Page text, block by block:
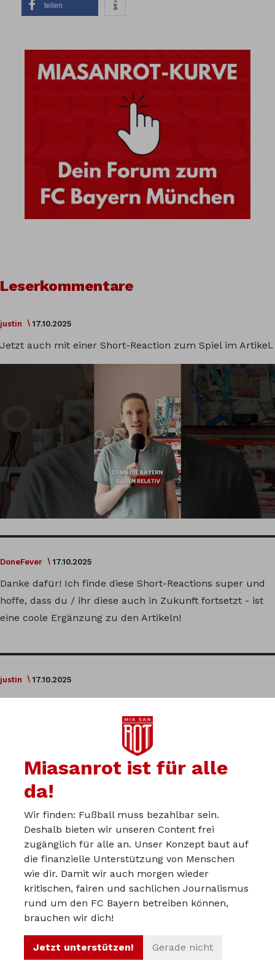
teilen
Leserkommentare
justin 17.10.2025
Jetzt auch mit einer Short-Reaction zum Spiel im Artikel.
DoneFever 17.10.2025
Danke dafür! Ich finde diese Short-Reactions super und
hoffe, dass du / ihr diese auch in Zukunft fortsetzt - ist
eine coole Ergänzung zu den Artikeln!
justin 17.10.2025
Danke für dein tolles Feedback. Ich habe mir das
Mikrofon von Rode unter anderem extra dafür gekauft
und werde das jetzt häufiger unterbringen, wann immer
ich die Zeit dazu finde und ich Themen dafür sehe.
Du kannst in der Miasanrot-
Kurve mitdiskutieren:
kurve.miasanrot.de
Über uns
Werbepartner werden
Impressum
Datenschutz
Miasanrot ist für alle
da!
Wir finden: Fußball muss bezahlbar sein.
Deshalb bieten wir unseren Content frei
zugänglich für alle an. Unser Konzept baut auf
die finanzielle Unterstützung von Menschen
wie dir. Damit wir auch morgen wieder
kritischen, fairen und sachlichen Journalismus
rund um den FC Bayern betreiben können,
brauchen wir dich!
Jetzt unterstützen! Gerade nicht